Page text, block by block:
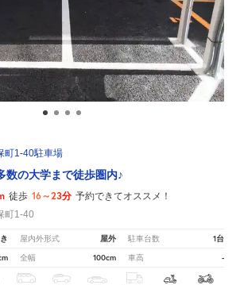
町1-40駐車場
数の大学まで徒歩圏内♪
徒歩 16～23分 予約できてオススメ！
町1-40
屋内外形式 屋外 駐車台数 1台
全幅 100cm 車高 -